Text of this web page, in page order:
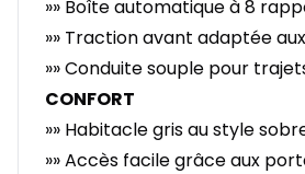
»» Boîte automatique à 8
»» Traction avant adaptée
»» Conduite souple pour
CONFORT
»» Habitacle gris au style
»» Accès facile grâce aux